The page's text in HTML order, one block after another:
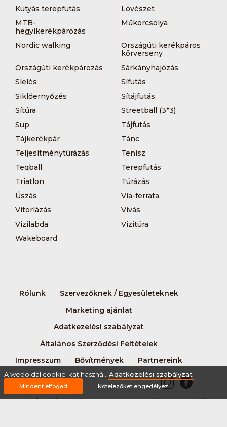
Kutyás terepfutás
Lövészet
MTB-
hegyikerékpározás
Műkorcsolya
Nordic walking
Országúti kerékpáros
körverseny
Országúti kerékpározás
Sárkányhajózás
Síelés
Sífutás
Siklőernyőzés
Sítájfutás
Sítúra
Streetball (3*3)
Sup
Tájfutás
Tájkerékpár
Tánc
Teljesítménytúrázás
Tenisz
Teqball
Terepfutás
Triatlon
Túrázás
Úszás
Via-ferrata
Vitorlázás
Vívás
Vizilabda
Vizitúra
Wakeboard
Rólunk
Szervezőknek / Egyesületeknek
Marketing ajánlat
Adatkezelési szabályzat
Általános Szerződési Feltételek
Impresszum
Bővítmények Partnereink
2026 © Minden jog fenntartva Sportnaptar.hu Nonprofit Kft.
A weboldal cookie-kat használ. Adatkezelési szabályzat
Mindent elfogad Kötelezőket engedélyez